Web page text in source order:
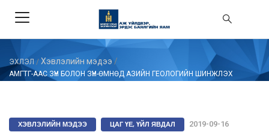
ЭХЛЭЛ / Хэвлэлийн мэдээ /
АМГТГ-ААС ЗҮҮН БОЛОН ЗҮҮН-ӨМНӨД АЗИЙН ГЕОЛОГИЙН ШИНЖЛЭХ
ХЭВЛЭЛИЙН МЭДЭЭ ЦАГ ҮЕ, ҮЙЛ ЯВДАЛ 2019-09-16